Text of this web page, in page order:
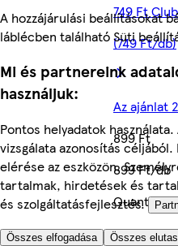
A hozzájárulási beállításokat
láblécben található Süti
Mi és partnereink
használjuk:
Pontos helyadatok
vizsgálata azonosítás
elérése az eszközön.
tartalmak, hirdetések és
és szolgáltatásfejlesztés.
Összes elfogadása Összes
749 Ft
(749 Ft/db)
Az ajánlat
899 Ft
899 Ft/db
Quantity